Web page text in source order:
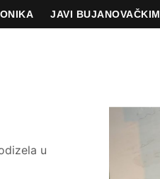
JAVI BUJANOVAČKIM
u